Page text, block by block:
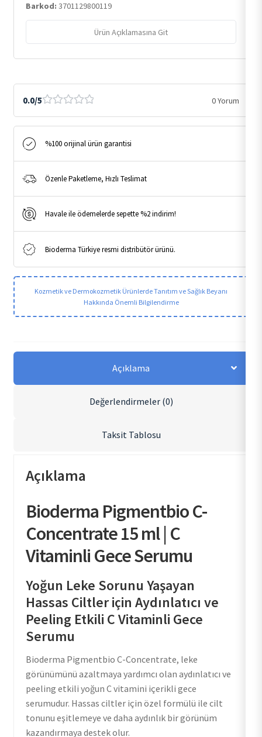
Barkod: 3701129800119
Ürün Açıklamasına Git
0.0/5 0 Yorum
%100 orijinal ürün garantisi
Özenle Paketleme, Hızlı Teslimat
Havale ile ödemelerde sepette %2 indirim!
Bioderma Türkiye resmi distribütör ürünü.
Kozmetik ve Dermokozmetik Ürünlerde Tanıtım ve Sağlık Beyanı
Hakkında Önemli Bilgilendirme
Açıklama
Değerlendirmeler (0)
Taksit Tablosu
Açıklama
Bioderma Pigmentbio C-
Concentrate 15 ml | C
Vitaminli Gece Serumu
Yoğun Leke Sorunu Yaşayan
Hassas Ciltler için Aydınlatıcı ve
Peeling Etkili C Vitaminli Gece
Serumu
Bioderma Pigmentbio C-Concentrate, leke
görünümünü azaltmaya yardımcı olan aydınlatıcı ve
peeling etkili yoğun C vitamini içerikli gece
serumudur. Hassas ciltler için özel formülü ile cilt
tonunu eşitlemeye ve daha aydınlık bir görünüm
kazandırmaya destek olur.